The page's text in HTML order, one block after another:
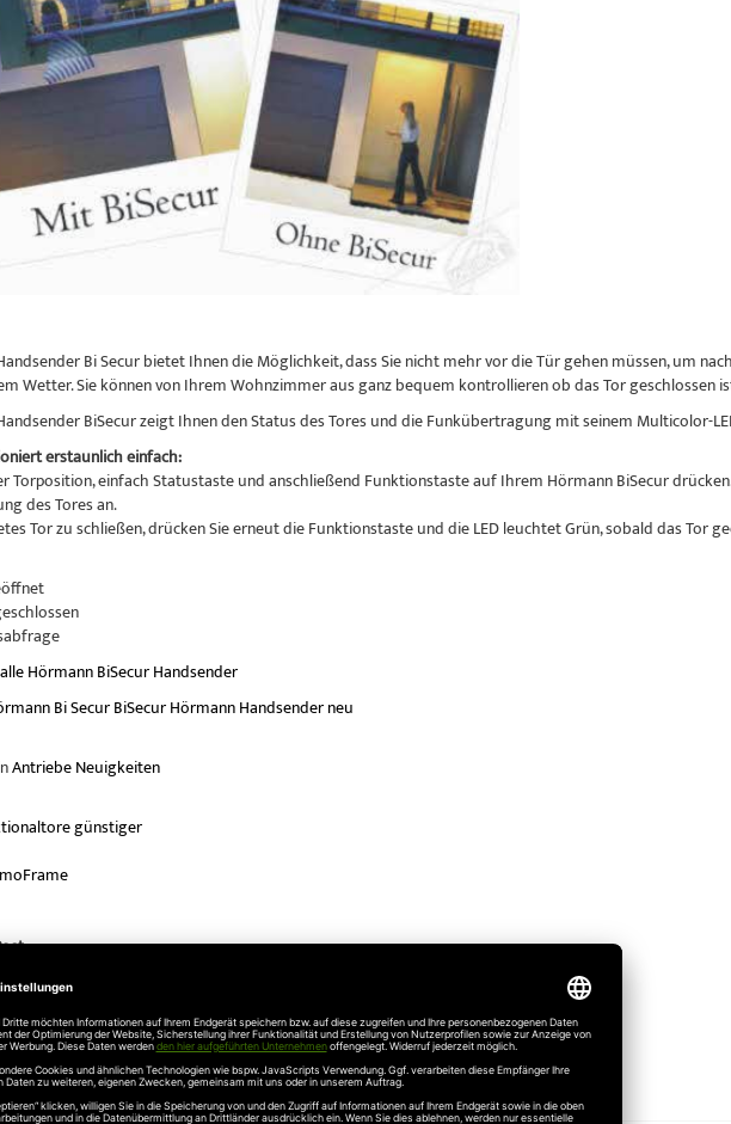
Bi Secur bietet Ihnen die Möglichkeit, dass Sie nicht mehr vor die Tür gehen müssen, um
Wetter. Sie können von Ihrem Wohnzimmer aus ganz bequem kontrollieren ob das Tor geschlossen
BiSecur zeigt Ihnen den Status des Tores und die Funkübertragung mit seinem Multicolor-
erstaunlich einfach:
Torposition, einfach Statustaste und anschließend Funktionstaste auf Ihrem Hörmann BiSecur
des Tores an.
Tor zu schließen, drücken Sie erneut die Funktionstaste und die LED leuchtet Grün, sobald das Tor
Hörmann BiSecur Handsender
Bi SecurBiSecurHörmann Handsenderneu
Antriebe Neuigkeiten
günstiger
Handsender in vielen Farben und attraktive Dekoren